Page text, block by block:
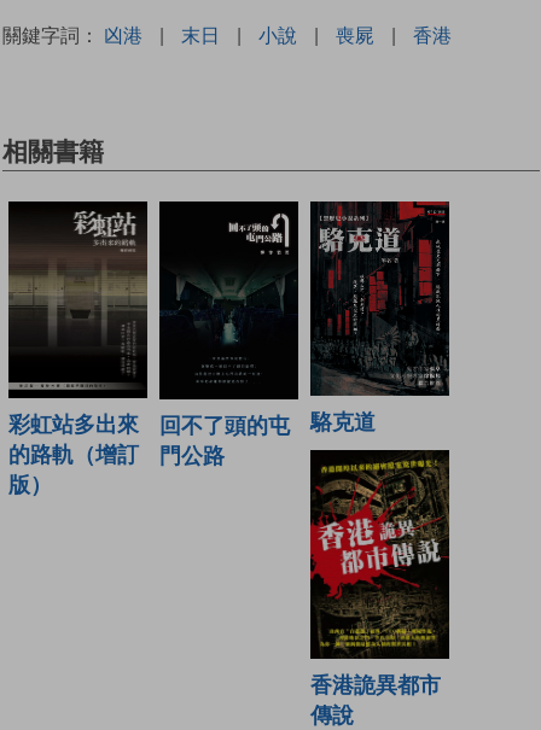
關鍵字詞： 凶港 | 末日 | 小說 | 喪屍 | 香港
相關書籍
彩虹站多出來
的路軌（增訂
版）
回不了頭的屯
門公路
駱克道
香港詭異都市
傳說